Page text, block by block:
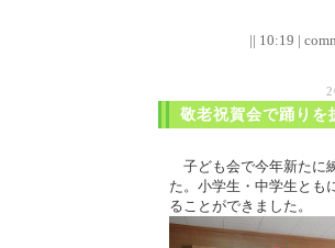
|| 10:19 |
敬老祝賀会で踊りを
子ども会で今年新たに
た。小学生・中学生とも
ることができました。